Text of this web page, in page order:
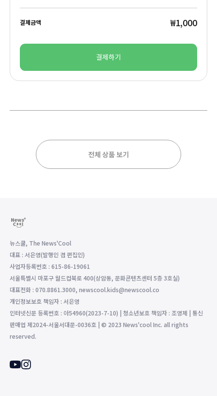
결제금액 ₩1,000
결제하기
전체 상품 보기
뉴스쿨, The News'Cool
대표 : 서은영(발행인 겸 편집인)
사업자등록번호 : 615-86-19061
서울특별시 마포구 월드컵북로 400(상암동, 문화콘텐츠센터 5층 3호실)
대표전화 : 070.8861.3000, newscool.kids@newscool.co
개인정보보호 책임자 : 서은영
인터넷신문 등록번호 : 아54960(2023-7-10) | 청소년보호 책임자 : 조영제 | 통신
판매업 제2024-서울서대문-0036호 | © 2023 News'cool Inc. all rights
reserved.